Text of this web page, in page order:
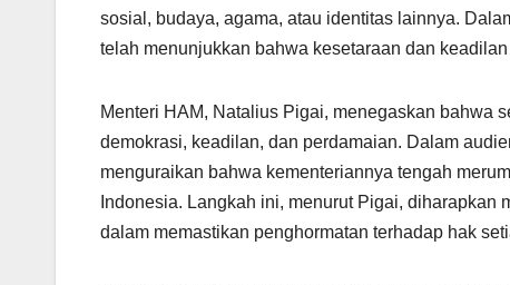
sosial, budaya, agama, atau identitas lainnya.
telah menunjukkan bahwa kesetaraan dan
Menteri HAM, Natalius Pigai, menegaskan bahwa
demokrasi, keadilan, dan perdamaian. Dalam
menguraikan bahwa kementeriannya tengah
Indonesia. Langkah ini, menurut Pigai,
dalam memastikan penghormatan terhadap hak